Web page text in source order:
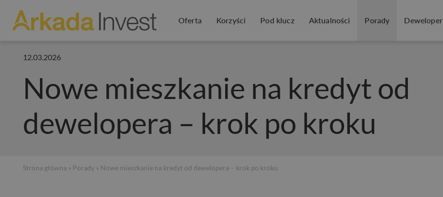
Oferta Korzyści Pod klucz Aktualności Porady Deweloper
12.03.2026
Nowe mieszkanie na kredyt od
dewelopera – krok po kroku
Strona główna » Porady » Nowe mieszkanie na kredyt od dewelopera – krok po kroku